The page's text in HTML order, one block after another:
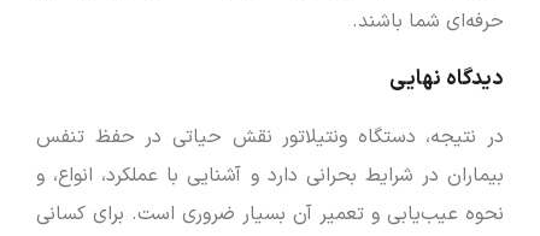
حرفه‌ای شما باشند.
دیدگاه نهایی
در نتیجه، دستگاه ونتیلاتور نقش حیاتی در حفظ تنفس
بیماران در شرایط بحرانی دارد و آشنایی با عملکرد، انواع، و
نحوه عیب‌یابی و تعمیر آن بسیار ضروری است. برای کسانی